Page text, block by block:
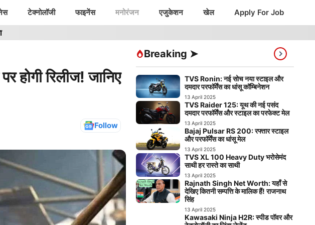
टेक्नोलॉजी फाइनेंस मनोरंजन एजुकेशन खेल Apply For Job
होगी रिलीज! जानिए
Follow
Breaking ➤
TVS Ronin: नई सोच नया स्टाइल और
दमदार परफॉर्मेंस का धांसू कॉम्बिनेशन
13 April 2025
TVS Raider 125: यूथ की नई पसंद
दमदार परफॉर्मेंस और स्टाइल का परफेक्ट मेल
13 April 2025
Bajaj Pulsar RS 200: रफ्तार स्टाइल
और परफॉर्मेंस का धांसू मेल
13 April 2025
TVS XL 100 Heavy Duty भरोसेमंद
साथी हर रास्ते का साथी
13 April 2025
Rajnath Singh Net Worth: यहाँ से
देखिए कितनी सम्पत्ति के मालिक हैं! राजनाथ
सिंह
13 April 2025
Kawasaki Ninja H2R: स्पीड पॉवर और